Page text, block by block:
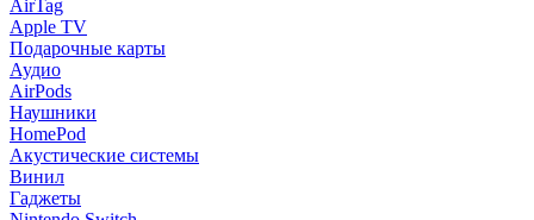
AirTag
Apple TV
Подарочные карты
Аудио
AirPods
Наушники
HomePod
Акустические системы
Винил
Гаджеты